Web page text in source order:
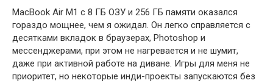
MacBook Air M1 с 8 ГБ ОЗУ и 256 ГБ памяти оказался
гораздо мощнее, чем я ожидал. Он легко справляется с
десятками вкладок в браузерах, Photoshop и
мессенджерами, при этом не нагревается и не шумит,
даже при активной работе на диване. Игры для меня не
приоритет, но некоторые инди-проекты запускаются без